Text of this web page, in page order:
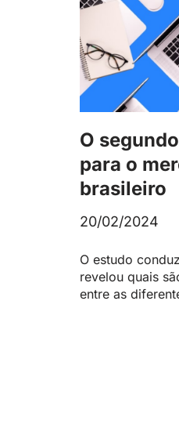
O
para o
brasileiro
20/02/2024
O estudo
revelou quais
entre as